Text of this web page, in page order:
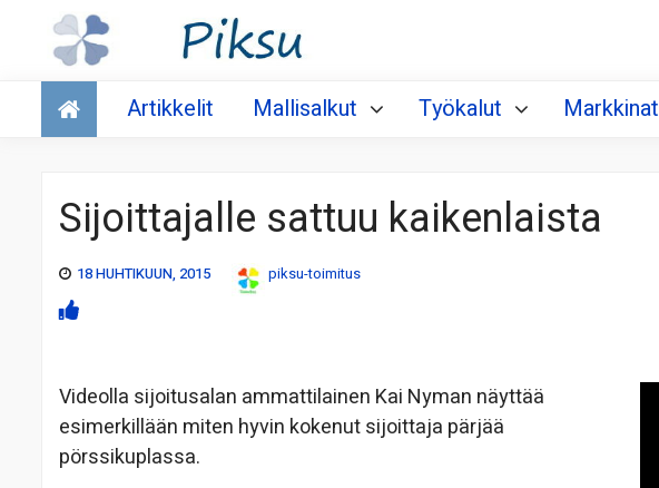
Talous
Artikkelit Mallisalkut Työkalut Markkinat
Sijoittajalle sattuu kaikenlaista
18 HUHTIKUUN, 2015 piksu-toimitus
Videolla sijoitusalan ammattilainen Kai Nyman näyttää
esimerkillään miten hyvin kokenut sijoittaja pärjää
pörssikuplassa.